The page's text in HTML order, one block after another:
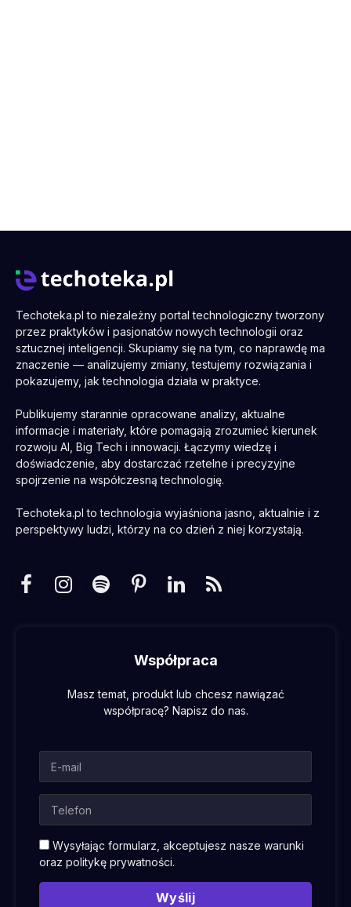
Techoteka.pl to niezależny portal technologiczny tworzony
przez praktyków i pasjonatów nowych technologii oraz
sztucznej inteligencji. Skupiamy się na tym, co naprawdę ma
znaczenie — analizujemy zmiany, testujemy rozwiązania i
pokazujemy, jak technologia działa w praktyce.
Publikujemy starannie opracowane analizy, aktualne
informacje i materiały, które pomagają zrozumieć kierunek
rozwoju AI, Big Tech i innowacji. Łączymy wiedzę i
doświadczenie, aby dostarczać rzetelne i precyzyjne
spojrzenie na współczesną technologię.
Techoteka.pl to technologia wyjaśniona jasno, aktualnie i z
perspektywy ludzi, którzy na co dzień z niej korzystają.
FacebookInstagramSpotifyPinterestLinkedInRSS
Współpraca
Masz temat, produkt lub chcesz nawiązać
współpracę? Napisz do nas.
Wysyłając formularz, akceptujesz nasze warunki
oraz politykę prywatności.
Wyślij